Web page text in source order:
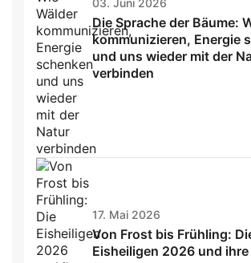
03. Juni 2026
Die Sprache der Bäume:
kommunizieren, Energie
und uns wieder mit der
verbinden
17. Mai 2026
Von Frost bis Frühling:
Eisheiligen 2026 und